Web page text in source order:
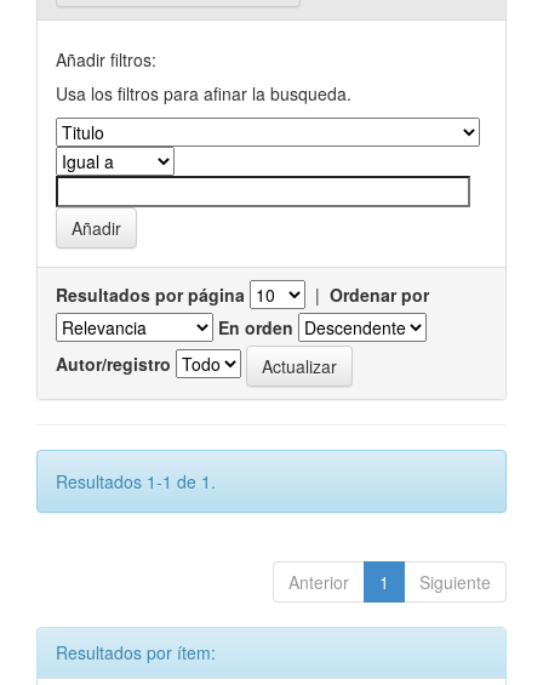
Añadir filtros:
Usa los filtros para afinar la busqueda.
Resultados por página | Ordenar por
En orden
Autor/registro
Resultados 1-1 de 1.
Anterior 1 Siguiente
Resultados por ítem: